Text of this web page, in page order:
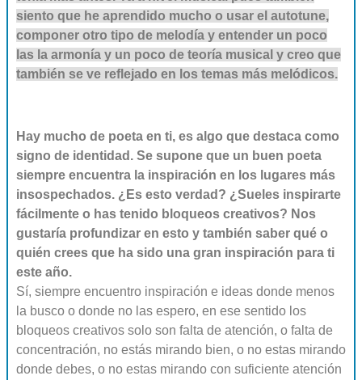
siento que he aprendido mucho o usar el autotune,
componer otro tipo de melodía y entender un poco
las la armonía y un poco de teoría musical y creo que
también se ve reflejado en los temas más melódicos.
Hay mucho de poeta en ti, es algo que destaca como
signo de identidad. Se supone que un buen poeta
siempre encuentra la inspiración en los lugares más
insospechados. ¿Es esto verdad? ¿Sueles inspirarte
fácilmente o has tenido bloqueos creativos? Nos
gustaría profundizar en esto y también saber qué o
quién crees que ha sido una gran inspiración para ti
este año.
Sí, siempre encuentro inspiración e ideas donde menos
la busco o donde no las espero, en ese sentido los
bloqueos creativos solo son falta de atención, o falta de
concentración, no estás mirando bien, o no estas mirando
donde debes, o no estas mirando con suficiente atención